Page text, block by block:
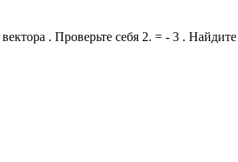
. Проверьте себя 2. = - 3 .